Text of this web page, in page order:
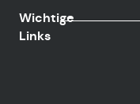
Wichtige
Links